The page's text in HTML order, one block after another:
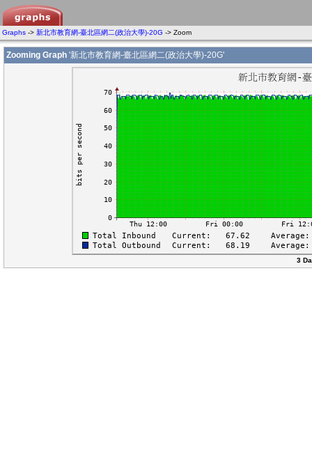
Graphs -> 新北市教育網-臺北區網二(政治大學)-20G -> Zoom
Zooming Graph '新北市教育網-臺北區網二(政治大學)-20G'
3